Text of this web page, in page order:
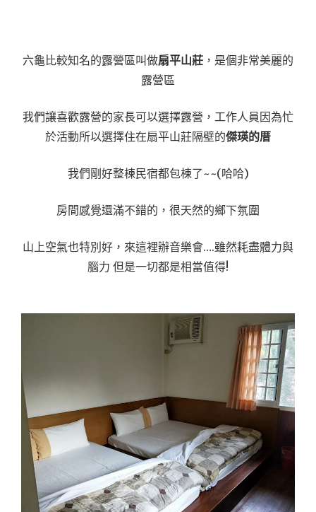
六龜比較知名的露營區叫做扇平山莊 ，是個非常美麗的
露營區
我們讓喜歡露營的家長可以選擇露營，工作人員因為忙
於活動所以選擇住在扇平山莊隔壁的傑瑛的厝
我們剛好整棟民宿都包棟了~~(哈哈)
房間感覺還滿不錯的，很天然的鄉下氛圍
山上空氣也特別好，來這裡辦音樂會….雖然耗盡體力與
腦力 但是一切都是相當值得!